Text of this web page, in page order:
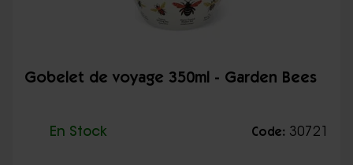
Gobelet de voyage 350ml - Garden Bees
En Stock Code: 30721